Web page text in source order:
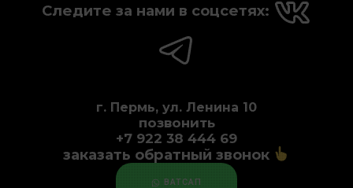
Следите за нами в соцсетях:
г. Пермь, ул. Ленина 10
позвонить
+7 922 38 444 69
заказать обратный звонок
ВАТСАП